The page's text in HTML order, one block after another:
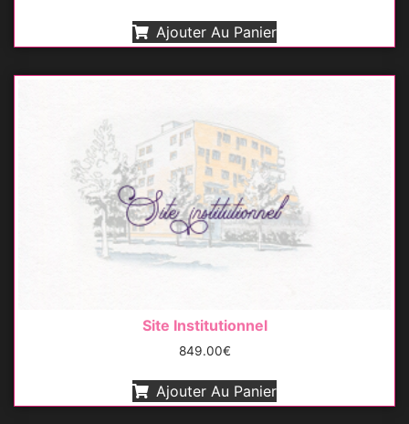
Ajouter Au Panier
Site Institutionnel
849.00€
Ajouter Au Panier